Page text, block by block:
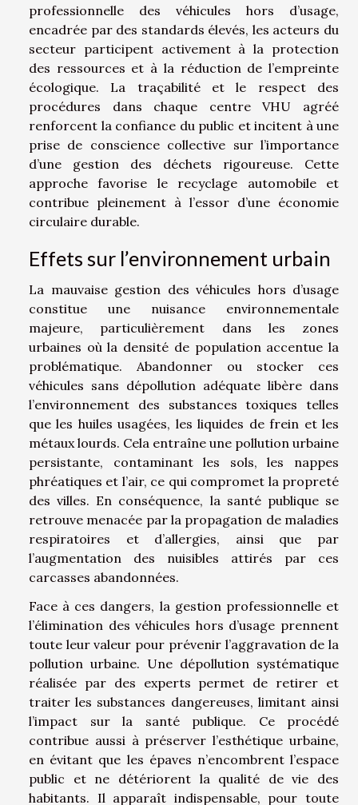
professionnelle des véhicules hors d’usage,
encadrée par des standards élevés, les acteurs du
secteur participent activement à la protection
des ressources et à la réduction de l’empreinte
écologique. La traçabilité et le respect des
procédures dans chaque centre VHU agréé
renforcent la confiance du public et incitent à une
prise de conscience collective sur l’importance
d’une gestion des déchets rigoureuse. Cette
approche favorise le recyclage automobile et
contribue pleinement à l’essor d’une économie
circulaire durable.
Effets sur l’environnement urbain
La mauvaise gestion des véhicules hors d’usage
constitue une nuisance environnementale
majeure, particulièrement dans les zones
urbaines où la densité de population accentue la
problématique. Abandonner ou stocker ces
véhicules sans dépollution adéquate libère dans
l’environnement des substances toxiques telles
que les huiles usagées, les liquides de frein et les
métaux lourds. Cela entraîne une pollution urbaine
persistante, contaminant les sols, les nappes
phréatiques et l’air, ce qui compromet la propreté
des villes. En conséquence, la santé publique se
retrouve menacée par la propagation de maladies
respiratoires et d’allergies, ainsi que par
l’augmentation des nuisibles attirés par ces
carcasses abandonnées.
Face à ces dangers, la gestion professionnelle et
l’élimination des véhicules hors d’usage prennent
toute leur valeur pour prévenir l’aggravation de la
pollution urbaine. Une dépollution systématique
réalisée par des experts permet de retirer et
traiter les substances dangereuses, limitant ainsi
l’impact sur la santé publique. Ce procédé
contribue aussi à préserver l’esthétique urbaine,
en évitant que les épaves n’encombrent l’espace
public et ne détériorent la qualité de vie des
habitants. Il apparaît indispensable, pour toute